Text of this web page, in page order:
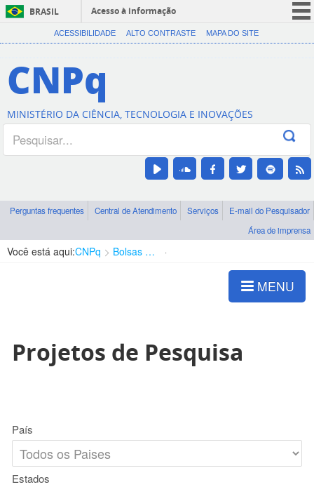
BRASIL
Acesso à informação
CORONAVÍRUS (COVID-19)
Canais
ACESSIBILIDADE ALTO CONTRASTE MAPA DO SITE
CNPq
MINISTÉRIO DA CIÊNCIA, TECNOLOGIA E INOVAÇÕES
Perguntas frequentes Central de Atendimento Serviços
E-mail do Pesquisador
Área de imprensa
Você está aqui:CNPq Bolsas e Auxílios Vigentes
MENU
Projetos de Pesquisa
País
Estados